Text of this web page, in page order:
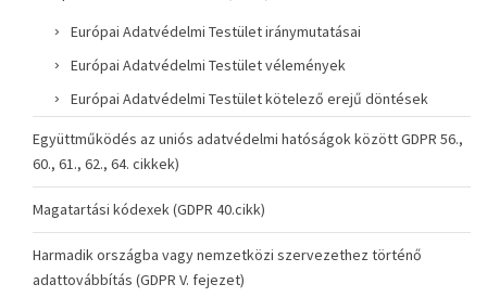
Európai Adatvédelmi Testület iránymutatásai
Európai Adatvédelmi Testület vélemények
Európai Adatvédelmi Testület kötelező erejű döntések
Együttműködés az uniós adatvédelmi hatóságok között GDPR 56.,
60., 61., 62., 64. cikkek)
Magatartási kódexek (GDPR 40.cikk)
Harmadik országba vagy nemzetközi szervezethez történő
adattovábbítás (GDPR V. fejezet)